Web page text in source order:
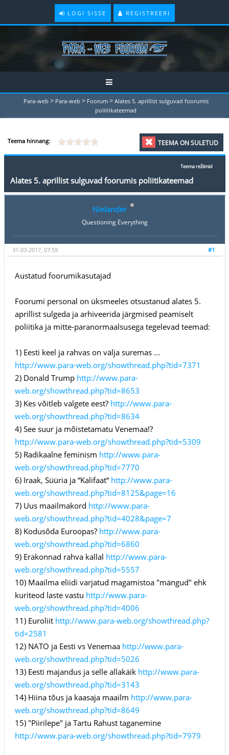
LOGI SISSE REGISTREERI
Para-web > Para-web > Foorum > Alates 5. aprillist sulguvad foorumis
poliitikateemad
TEEMA ON SULETUD
Teema hinnang:
Teema režiimid
Alates 5. aprillist sulguvad foorumis poliitikateemad
Nielander
Questioning Everything
#1
31-03-2017, 07:59
Austatud foorumikasutajad
Foorumi personal on üksmeeles otsustanud alates 5.
aprillist sulgeda ja arhiveerida järgmised peamiselt
poliitika ja mitte-paranormaalsusega tegelevad teemad:
1) Eesti keel ja rahvas on välja suremas ...
http://www.para-web.org/showthread.php?tid=7371
2) Donald Trump http://www.para-
web.org/showthread.php?tid=8653
3) Kes võitleb valgete eest? http://www.para-
web.org/showthread.php?tid=8634
4) See suur ja mõistetamatu Venemaa!?
http://www.para-web.org/showthread.php?tid=5309
5) Radikaalne feminism http://www.para-
web.org/showthread.php?tid=7770
6) Iraak, Süüria ja “Kalifaat“ http://www.para-
web.org/showthread.php?tid=8125&page=16
7) Uus maailmakord http://www.para-
web.org/showthread.php?tid=4028&page=7
8) Kodusõda Euroopas? http://www.para-
web.org/showthread.php?tid=6860
9) Erakonnad rahva kallal http://www.para-
web.org/showthread.php?tid=5557
10) Maailma eliidi varjatud magamistoa "mängud" ehk
kuriteod laste vastu http://www.para-
web.org/showthread.php?tid=4006
11) Euroliit http://www.para-web.org/showthread.php?
tid=2581
12) NATO ja Eesti vs Venemaa http://www.para-
web.org/showthread.php?tid=5026
13) Eesti majandus ja selle allakäik http://www.para-
web.org/showthread.php?tid=3143
14) Hiina tõus ja kaasaja maailm http://www.para-
web.org/showthread.php?tid=8649
15) "Piirilepe" ja Tartu Rahust taganemine
http://www.para-web.org/showthread.php?tid=7979